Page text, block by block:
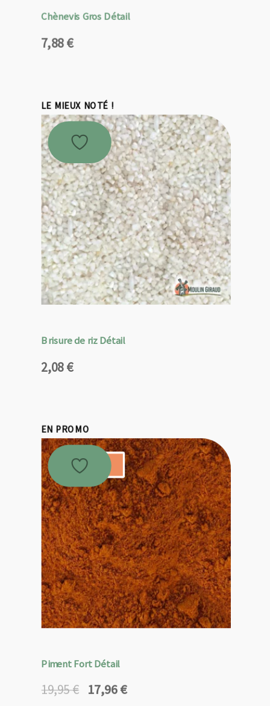
Chènevis Gros Détail
7,88€
LE MIEUX NOTÉ !
Brisure de riz Détail
2,08€
EN PROMO
Promo !
Piment Fort Détail
19,95€
Le
17,96€
Le